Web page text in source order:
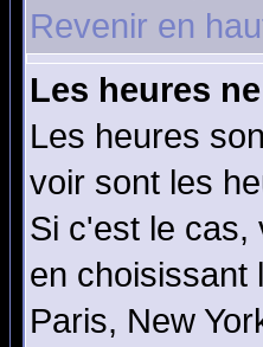
Revenir en
Les heures
Les heures
voir sont les
Si c'est le cas,
en choisissant
Paris, New